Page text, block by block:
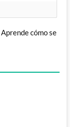
Aprende cómo se